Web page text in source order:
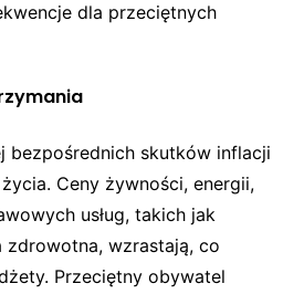
dla przeciętnych
bezpośrednich skutków inflacji
Ceny żywności, energii,
usług, takich jak
wzrastają, co
Przeciętny obywatel